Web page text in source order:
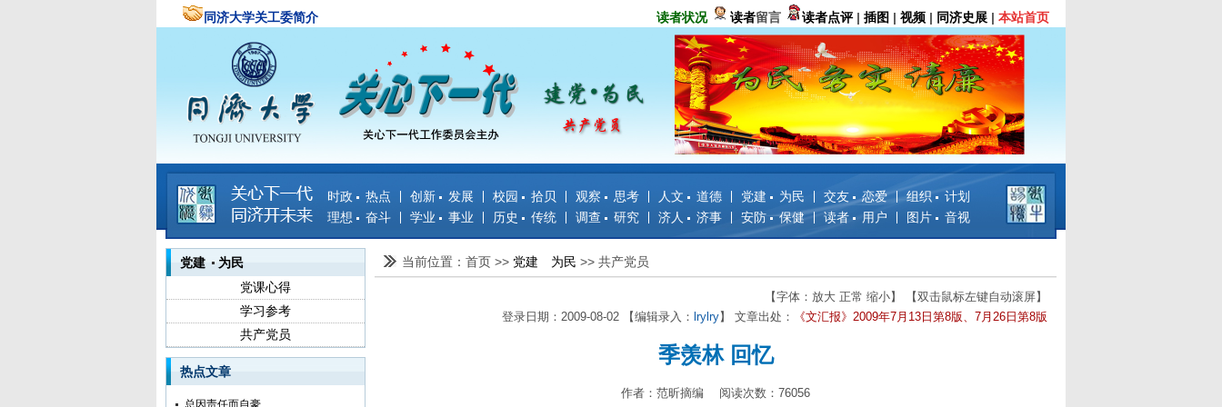
同济大学关工委简介 读者状况 读者留言 读者点评 | 插图 | 视频 | 同济史展 | 本站首页
时政 热点 创新 发展 校园 拾贝 观察 思考 人文 道德 党建 为民 交友 恋爱
组织 计划
理想 奋斗
学业 事业 历史 传统 调查 研究 济人 济事 安防 保健 读者 用户 图片 音视
党建 为民
党课心得
学习参考
共产党员
热点文章
总因责任而自豪
当前位置：首页 >> 党建 为民 >> 共产党员
【字体： 放大 正常 缩小】 【双击鼠标左键自动滚屏】
登录日期：2009-08-02 【编辑录入： lrylry】 文章出处： 《文汇报》2009年7月13日第8版、7月26日第8版
季羡林 回忆
作者：范昕摘编 阅读次数：76056